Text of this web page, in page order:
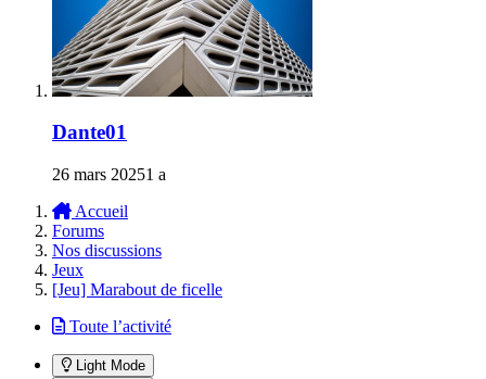
Dante01
26 mars 20251 a
Accueil
Forums
Nos discussions
Jeux
[Jeu] Marabout de ficelle
Toute l’activité
Light Mode